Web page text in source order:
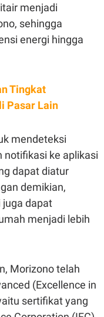
menjadi
sehingga
energi hingga
Tingkat
Pasar Lain
mendeteksi
notifikasi ke aplikasi
dapat diatur
demikian,
juga dapat
menjadi lebih
Morizono telah
(Excellence in
sertifikat yang